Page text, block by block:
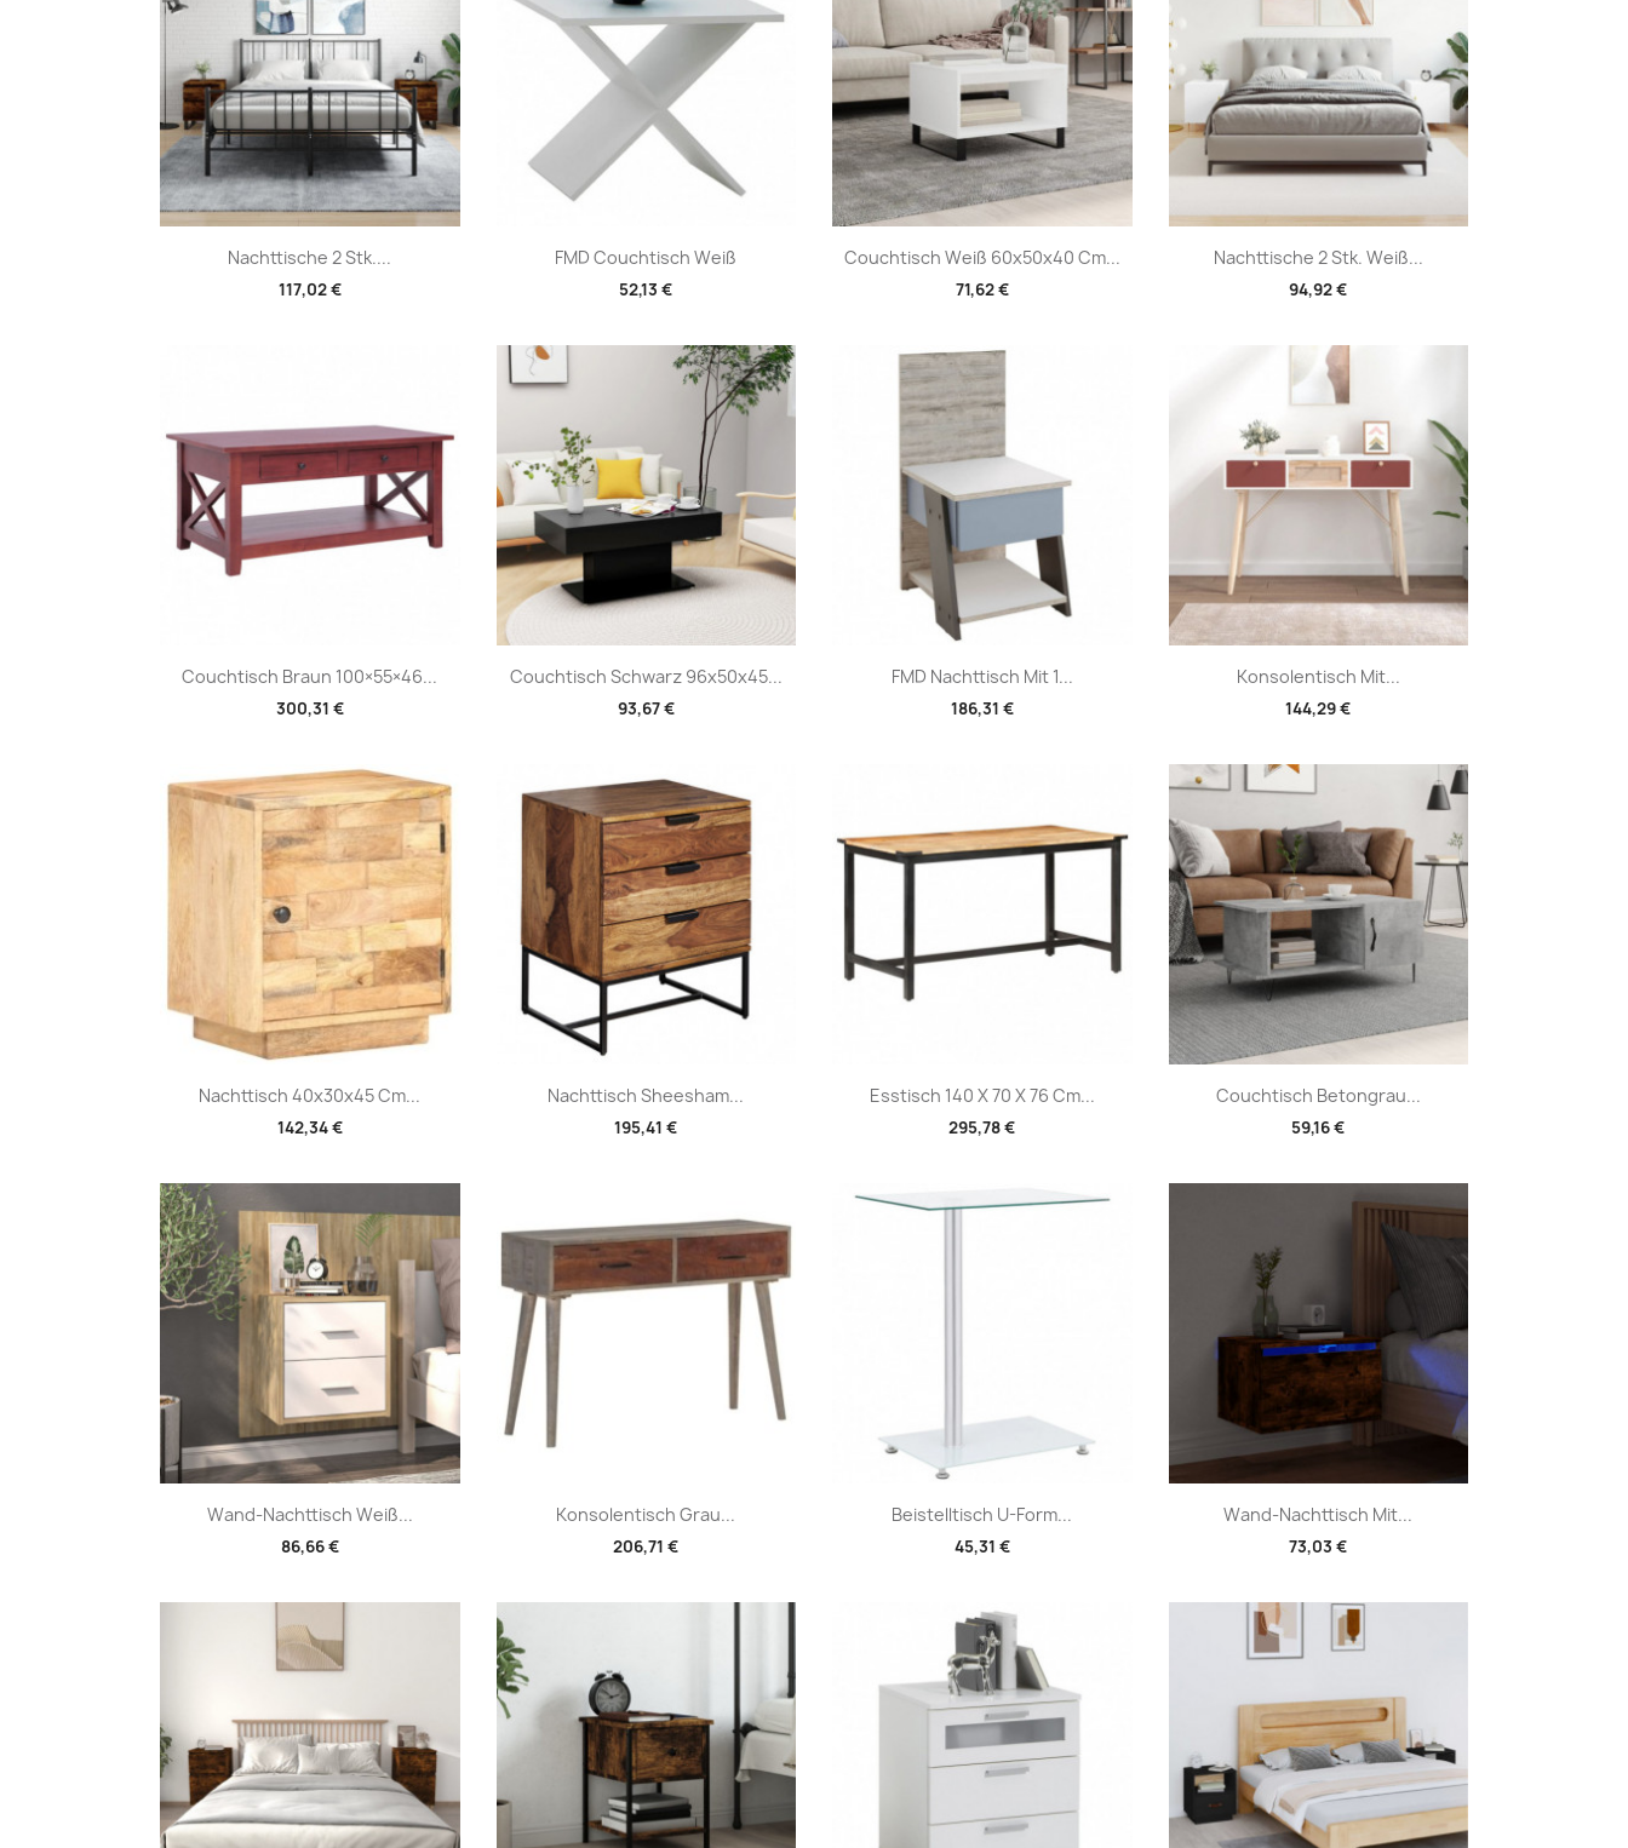
Nachttische 2 Stk....
117,02 €
Vorschau FMD Couchtisch Weiß
52,13 €
Vorschau Couchtisch Weiß 60x50x40 Cm...
71,62 €
Vorschau Nachttische 2 Stk. Weiß...
94,92 €
Vorschau
Couchtisch Braun 100×55×46...
300,31 €
 Vorschau Couchtisch Schwarz 96x50x45...
93,67 €
Vorschau FMD Nachttisch Mit 1...
186,31 €
Vorschau Konsolentisch Mit...
144,29 €
Vorschau
Nachttisch 40x30x45 Cm...
142,34 €
Vorschau Nachttisch Sheesham...
195,41 €
Vorschau Esstisch 140 X 70 X 76 Cm...
295,78 €
Vorschau Couchtisch Betongrau...
59,16 €
Vorschau
Wand-Nachttisch Weiß...
86,66 €
Vorschau Konsolentisch Grau...
206,71 €
Vorschau Beistelltisch U-Form...
45,31 €
Vorschau Wand-Nachttisch Mit...
73,03 €
Vorschau